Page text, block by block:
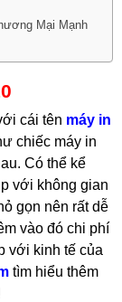
Mại Mạnh
cái tên máy in
chiếc máy in
Có thể kể
với không gian
gọn nên rất dễ
vào đó chi phí
với kinh tế của
tìm hiểu thêm